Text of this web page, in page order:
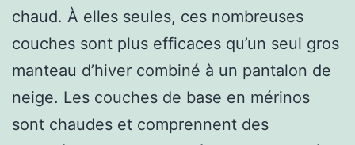
chaud. À elles seules, ces nombreuses
couches sont plus efficaces qu’un seul gros
manteau d’hiver combiné à un pantalon de
neige. Les couches de base en mérinos
sont chaudes et comprennent des